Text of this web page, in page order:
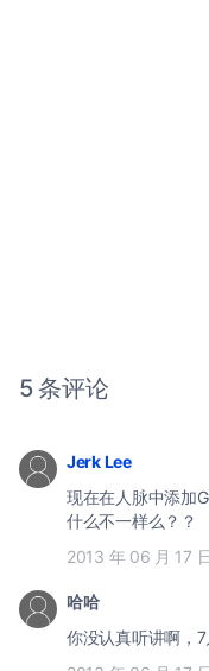
5 条评论
Jerk Lee
现在在人脉中添加
什么不一样么？？
2013 年 06 月 17
哈哈
你没认真听讲啊，